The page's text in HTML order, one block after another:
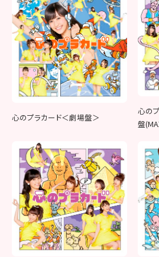
心のプラカード＜劇場盤＞
心の
盤